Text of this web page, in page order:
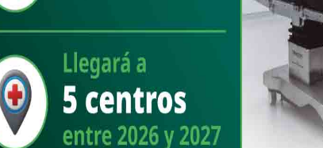
se sabe en qué mitad se quedarán todas las semillas, y aunque la
quieren la naranja entera, aunque eso signifique exprimirle todo el
plano quedarse solo con media naranja”.